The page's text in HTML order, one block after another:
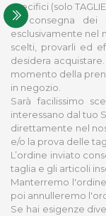
specifici (solo
La consegna
esclusivamente nel
scelti, provarli ed
desidera
momento della
in negozio.
Sarà facilissimo
interessano dal tuo
direttamente nel
e/o la prova delle
L’ordine inviato
taglia e gli articoli
Manterremo
poi annulleremo
Se hai esigenze